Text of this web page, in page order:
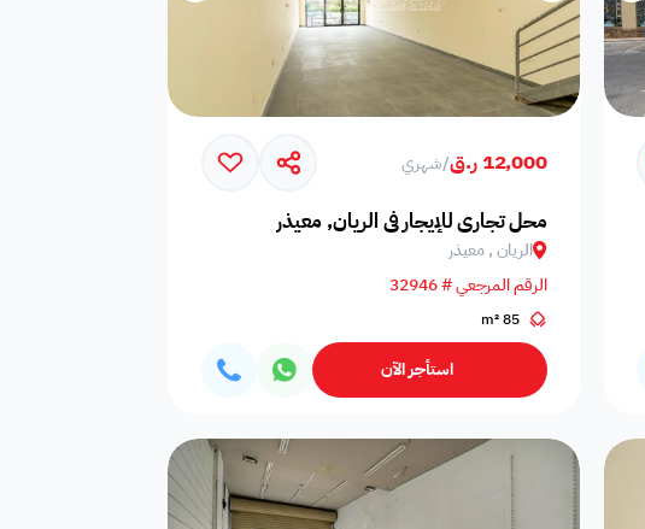
12,000 ر.ق /شهري
محل تجاري للإيجار في الريان, معيذر
الريان , معيذر
الرقم المرجعي # 32946
85 m²
استأجر الآن